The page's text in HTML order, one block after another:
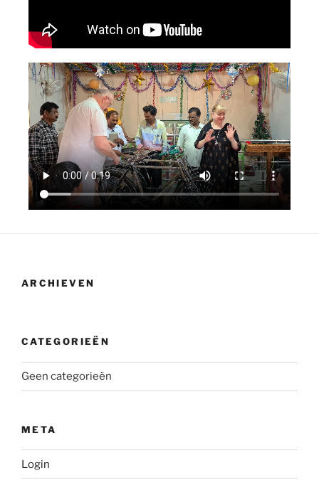
ARCHIEVEN
CATEGORIEËN
Geen categorieën
META
Login